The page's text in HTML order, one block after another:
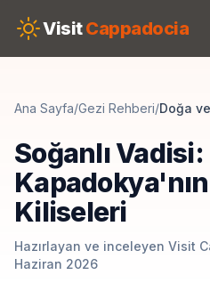
VisitCappadocia
Ana Sayfa/Gezi Rehberi/Doğa
Soğanlı Vadisi:
Kiliseleri
Hazırlayan ve inceleyen Visit
Haziran 2026